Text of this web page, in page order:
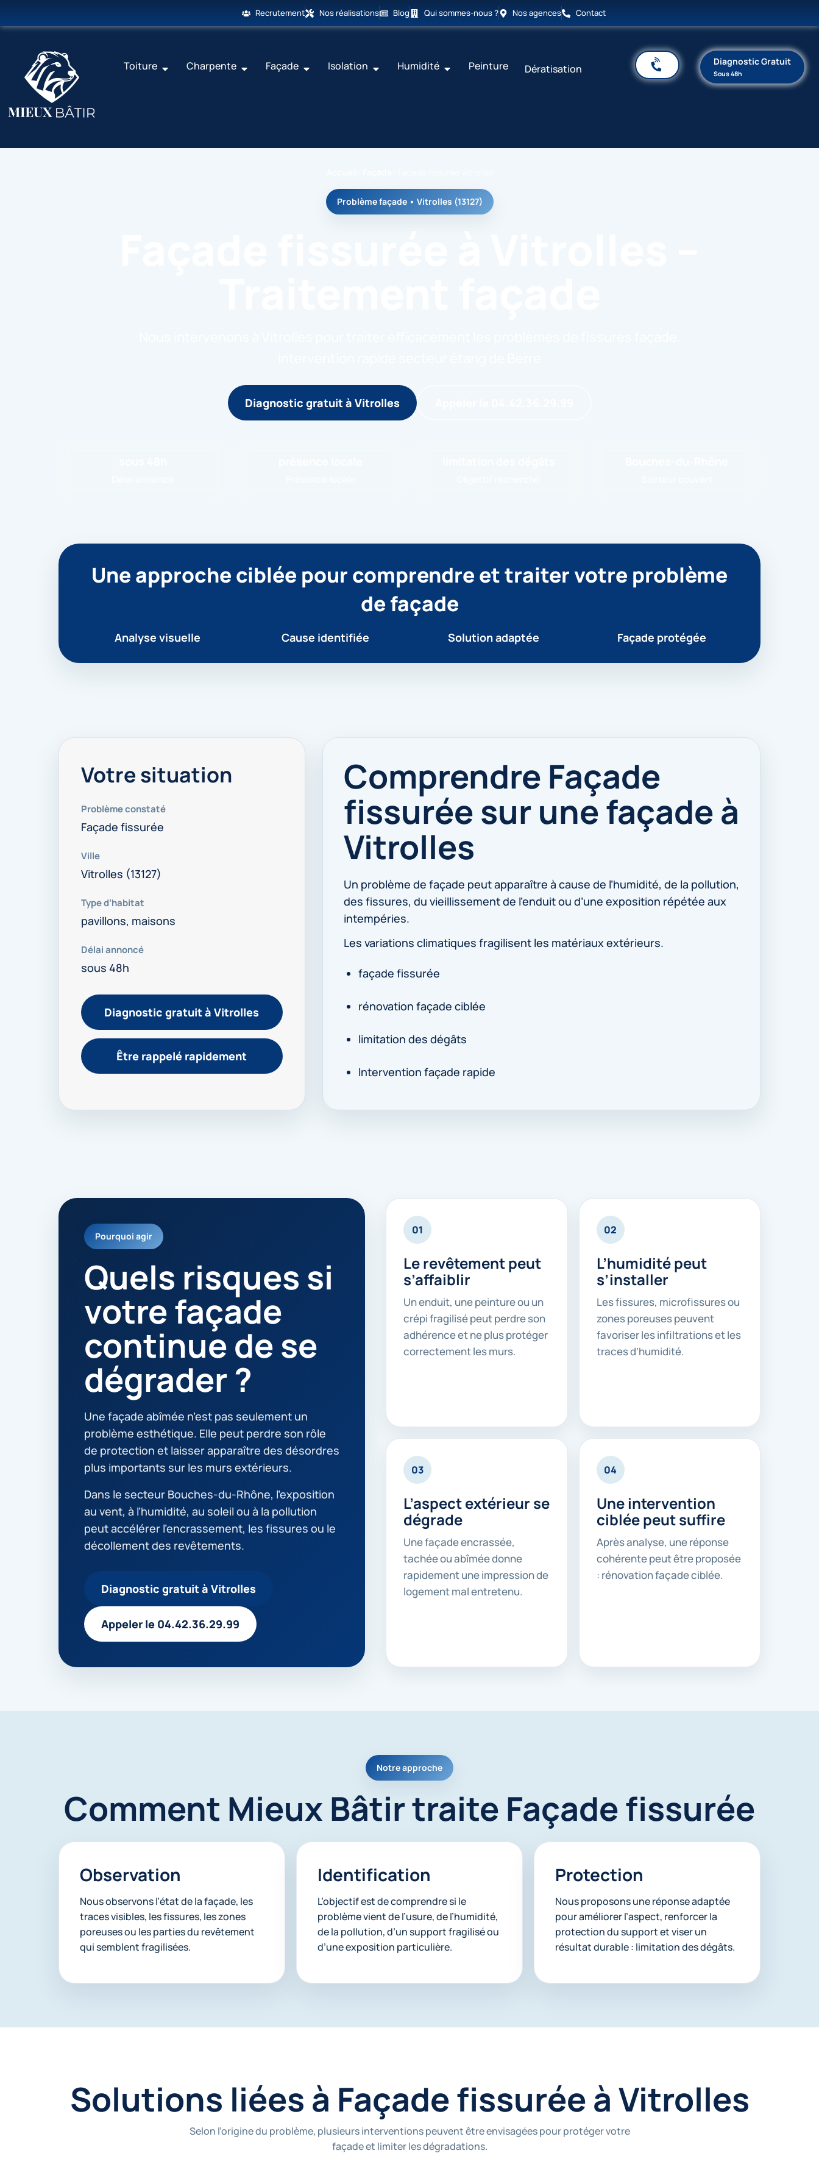
Recrutement Nos réalisations Blog Qui sommes-nous ? Nos agences Contact
Toiture Charpente Façade Isolation Humidité Peinture Dératisation
Diagnostic Gratuit
Sous 48h
Problème façade • Vitrolles (13127)
Diagnostic gratuit à Vitrolles
Une approche ciblée pour comprendre et traiter votre problème
de façade
Analyse visuelle Cause identifiée Solution adaptée Façade protégée
Votre situation
Problème constaté
Façade fissurée
Ville
Vitrolles (13127)
Type d’habitat
pavillons, maisons
Délai annoncé
sous 48h
Diagnostic gratuit à Vitrolles
Être rappelé rapidement
Comprendre Façade
fissurée sur une façade à
Vitrolles
Un problème de façade peut apparaître à cause de l’humidité, de la pollution,
des fissures, du vieillissement de l’enduit ou d’une exposition répétée aux
intempéries.
Les variations climatiques fragilisent les matériaux extérieurs.
façade fissurée
rénovation façade ciblée
limitation des dégâts
Intervention façade rapide
Pourquoi agir
Quels risques si
votre façade
continue de se
dégrader ?
Une façade abîmée n’est pas seulement un
problème esthétique. Elle peut perdre son rôle
de protection et laisser apparaître des désordres
plus importants sur les murs extérieurs.
Dans le secteur Bouches-du-Rhône, l’exposition
au vent, à l’humidité, au soleil ou à la pollution
peut accélérer l’encrassement, les fissures ou le
décollement des revêtements.
Diagnostic gratuit à Vitrolles
Appeler le 04.42.36.29.99
01
Le revêtement peut
s’affaiblir
Un enduit, une peinture ou un
crépi fragilisé peut perdre son
adhérence et ne plus protéger
correctement les murs.
02
L’humidité peut
s’installer
Les fissures, microfissures ou
zones poreuses peuvent
favoriser les infiltrations et les
traces d’humidité.
03
L’aspect extérieur se
dégrade
Une façade encrassée,
tachée ou abîmée donne
rapidement une impression de
logement mal entretenu.
04
Une intervention
ciblée peut suffire
Après analyse, une réponse
cohérente peut être proposée
: rénovation façade ciblée.
Notre approche
Comment Mieux Bâtir traite Façade fissurée
Observation
Nous observons l’état de la façade, les
traces visibles, les fissures, les zones
poreuses ou les parties du revêtement
qui semblent fragilisées.
Identification
L’objectif est de comprendre si le
problème vient de l’usure, de l’humidité,
de la pollution, d’un support fragilisé ou
d’une exposition particulière.
Protection
Nous proposons une réponse adaptée
pour améliorer l’aspect, renforcer la
protection du support et viser un
résultat durable : limitation des dégâts.
Solutions liées à Façade fissurée à Vitrolles
Selon l’origine du problème, plusieurs interventions peuvent être envisagées pour protéger votre
façade et limiter les dégradations.